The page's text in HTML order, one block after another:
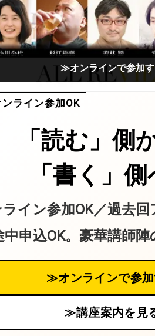
≫オンラインで参加
ライン参加OK
「読む」側
「書く」
イン参加OK／過去
中申込OK。豪華講師
≫オンラインで参
≫講座案内を見